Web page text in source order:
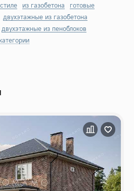
из газобетона
готовые
двухэтажные из газобетона
двухэтажные из пеноблоков